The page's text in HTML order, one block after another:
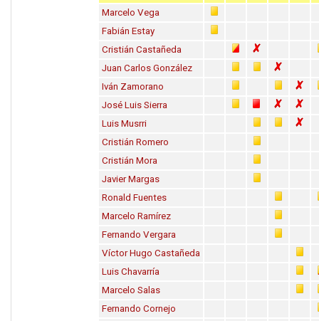
Marcelo Vega
Fabián Estay
Cristián Castañeda
Juan Carlos González
Iván Zamorano
José Luis Sierra
Luis Musrri
Cristián Romero
Cristián Mora
Javier Margas
Ronald Fuentes
Marcelo Ramírez
Fernando Vergara
Víctor Hugo Castañeda
Luis Chavarría
Marcelo Salas
Fernando Cornejo